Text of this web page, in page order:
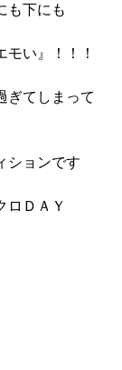
も下にも
い』！！！
ぎてしまって
ションです
ロＤＡＹ